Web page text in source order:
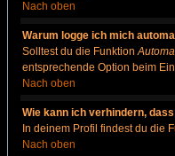
Nach oben
Warum logge ich mich
Solltest du die Funktion
entsprechende Option beim
Nach oben
Wie kann ich verhindern,
In deinem Profil findest du die
Nach oben